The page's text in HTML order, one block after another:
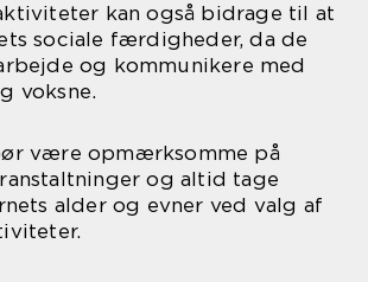
kan også bidrage til at
sociale færdigheder, da de
og kommunikere med
voksne.
være opmærksomme på
og altid tage
alder og evner ved valg af